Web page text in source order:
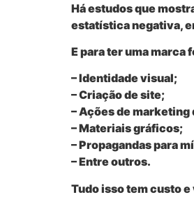
Há estudos que
estatística negativa,
E para ter uma
– Identidade visual;
– Criação de site;
– Ações de
– Materiais gráficos;
– Propagandas para
– Entre outros.
Tudo isso tem custo